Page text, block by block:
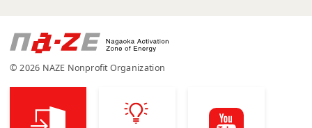
© 2026 NAZE Nonprofit Organization